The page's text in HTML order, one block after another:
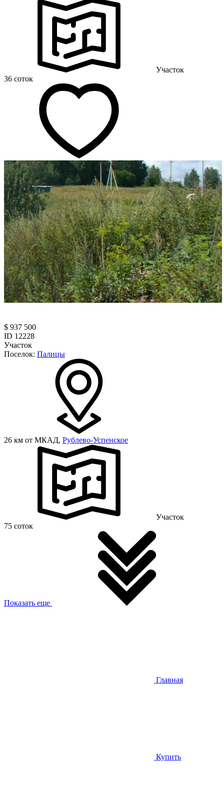
Участок
36 соток
$ 937 500
ID 12228
Участок
Поселок: Палицы
26 км от МКАД, Рублево-Успенское
Участок
75 соток
Показать еще
Главная
Купить